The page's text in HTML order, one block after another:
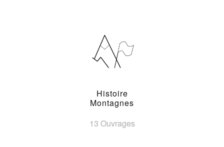
Histoire
Montagnes
13 Ouvrages